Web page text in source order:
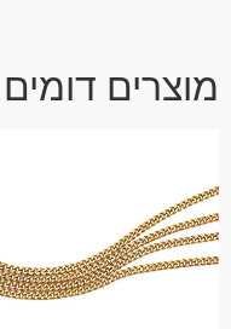
מוצרים דומים